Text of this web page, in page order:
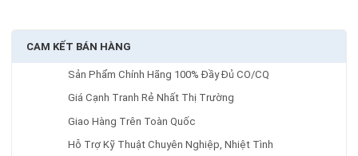
CAM KẾT BÁN HÀNG
Sản Phẩm Chính Hãng 100% Đầy Đủ CO/CQ
Giá Cạnh Tranh Rẻ Nhất Thị Trường
Giao Hàng Trên Toàn Quốc
Hỗ Trợ Kỹ Thuật Chuyên Nghiệp, Nhiệt Tình